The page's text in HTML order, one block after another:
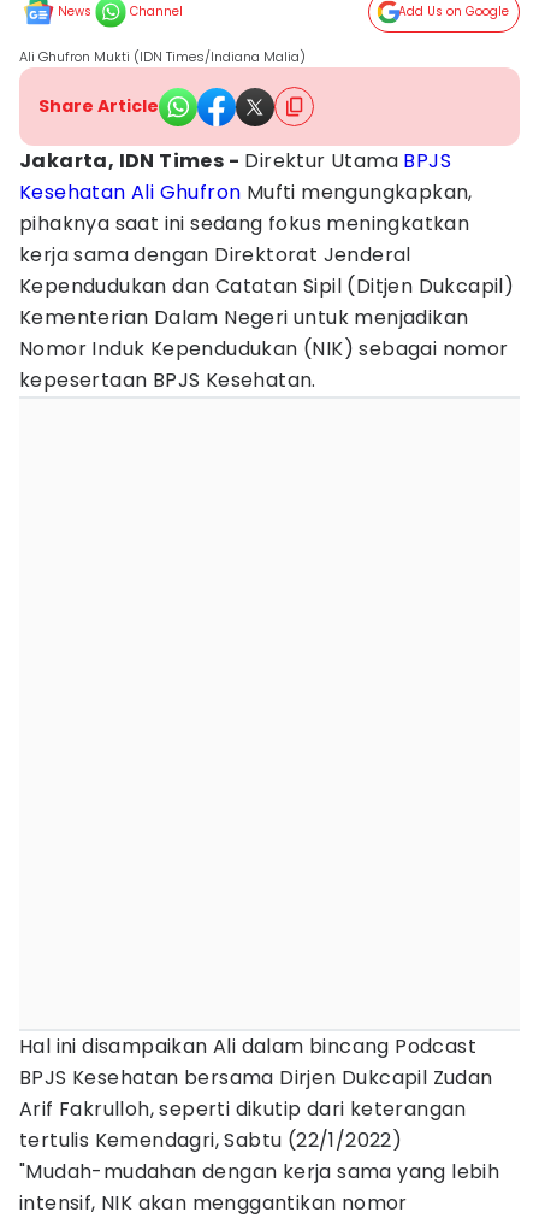
News Channel Add Us on Google
Ali Ghufron Mukti (IDN Times/Indiana Malia)
Share Article
Jakarta, IDN Times - Direktur Utama BPJS
Kesehatan Ali Ghufron Mufti mengungkapkan,
pihaknya saat ini sedang fokus meningkatkan
kerja sama dengan Direktorat Jenderal
Kependudukan dan Catatan Sipil (Ditjen Dukcapil)
Kementerian Dalam Negeri untuk menjadikan
Nomor Induk Kependudukan (NIK) sebagai nomor
kepesertaan BPJS Kesehatan.
Hal ini disampaikan Ali dalam bincang Podcast
BPJS Kesehatan bersama Dirjen Dukcapil Zudan
Arif Fakrulloh, seperti dikutip dari keterangan
tertulis Kemendagri, Sabtu (22/1/2022)
"Mudah-mudahan dengan kerja sama yang lebih
intensif, NIK akan menggantikan nomor